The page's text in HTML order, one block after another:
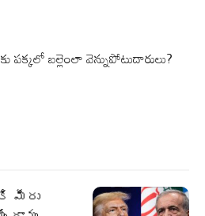
పక్కలో బల్లెంలా వెన్నుపోటుదారులు?
మీరు